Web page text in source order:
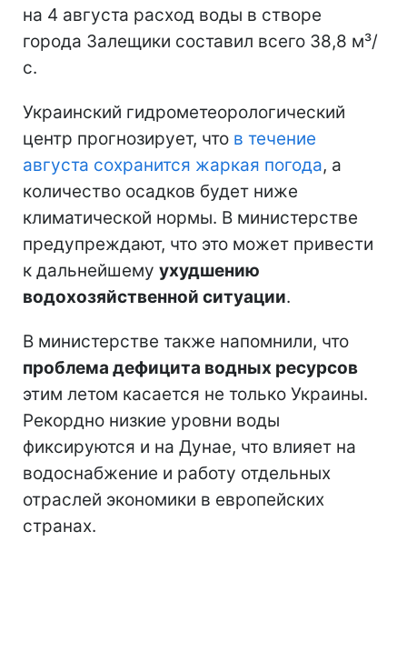
на 4 августа расход воды в створе
города Залещики составил всего 38,8 м³/
с.
Украинский гидрометеорологический
центр прогнозирует, что в течение
августа сохранится жаркая погода, а
количество осадков будет ниже
климатической нормы. В министерстве
предупреждают, что это может привести
к дальнейшему ухудшению
водохозяйственной ситуации.
В министерстве также напомнили, что
проблема дефицита водных ресурсов
этим летом касается не только Украины.
Рекордно низкие уровни воды
фиксируются и на Дунае, что влияет на
водоснабжение и работу отдельных
отраслей экономики в европейских
странах.